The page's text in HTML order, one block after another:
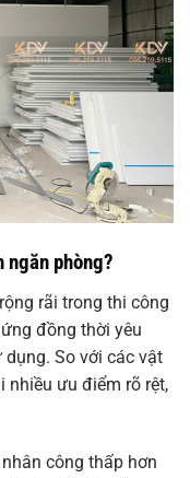
ngăn phòng?
rãi trong thi công
đồng thời yêu
So với các vật
nhiều ưu điểm rõ rệt,
công thấp hơn